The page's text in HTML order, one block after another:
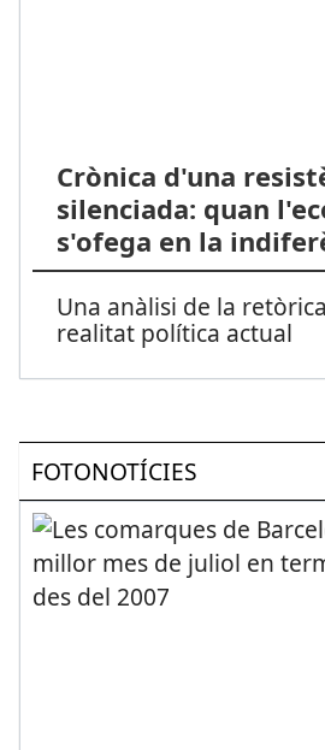
Crònica d'una
silenciada: quan
s'ofega en la
Una anàlisi de la
realitat política actual
FOTONOTÍCIES